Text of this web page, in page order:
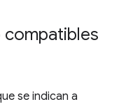
compatibles
se indican a